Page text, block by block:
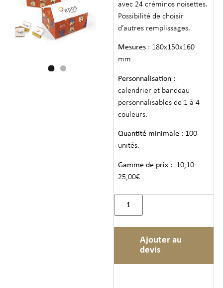
avec 24 créminos noisettes.
Possibilité de choisir
d’autres remplissages.
Mesures : 180x150x160
mm
Personnalisation :
calendrier et bandeau
personnalisables de 1 à 4
couleurs.
Quantité minimale : 100
unités.
Gamme de prix : 10,10-
25,00€
Ajouter au
devis